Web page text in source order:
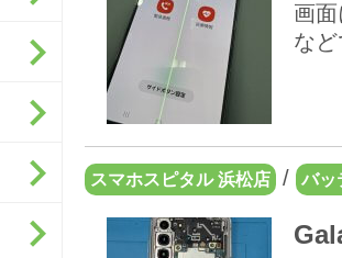
画
な
スマホスピタル 浜松店 / バッ